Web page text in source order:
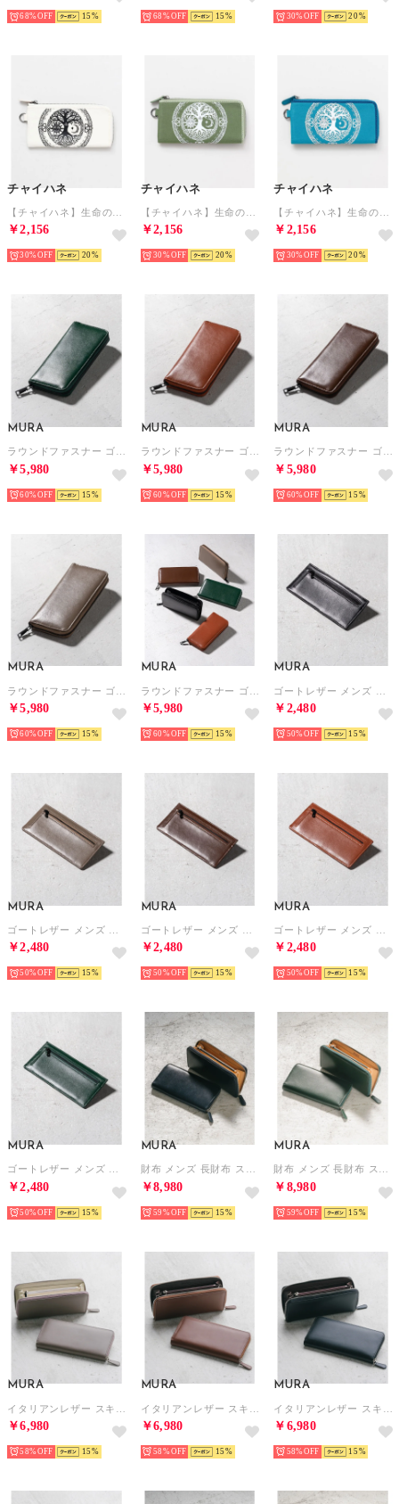
68% 15 68% 15 30% 20
チャイハネ
￥2,156
30% 20
チャイハネ
￥2,156
30% 20
チャイハネ
￥2,156
30% 20
MURA
ラウンドファスナー ゴートレザー スキミング防止機能付き 長財布 （グリーン）
￥5,980
60% 15
MURA
ラウンドファスナー ゴートレザー スキミング防止機能付き 長財布 （キャメル）
￥5,980
60% 15
MURA
ラウンドファスナー ゴートレザー スキミング防止機能付き 長財布 （ダークブラウン）
￥5,980
60% 15
MURA
￥5,980
60% 15
MURA
￥5,980
60% 15
MURA
￥2,480
50% 15
MURA
￥2,480
50% 15
MURA
￥2,480
50% 15
MURA
￥2,480
50% 15
MURA
￥2,480
50% 15
MURA
￥8,980
59% 15
MURA
￥8,980
59% 15
MURA
￥6,980
58% 15
MURA
￥6,980
58% 15
MURA
￥6,980
58% 15